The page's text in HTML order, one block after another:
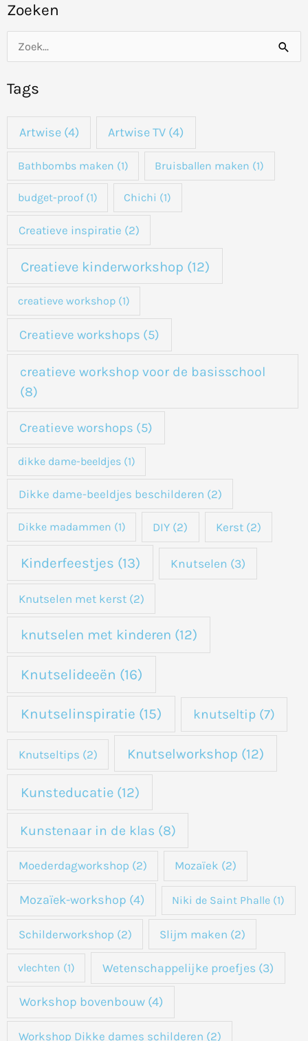
Zoeken
e
k
a
Tags
Artwise(4) Artwise TV (4)
Bathbombs maken (1) Bruisballen maken (1)
budget-proof(1) Chichi (1)
Creatieve inspiratie (2)
Creatieve kinderworkshop (12)
creatieve workshop(1)
Creatieve workshops (5)
creatieve workshop voor de basisschool
(8)
Creatieve worshops (5)
dikke dame-beeldjes(1)
Dikke dame-beeldjes beschilderen (2)
Dikke madammen (1) DIY (2) Kerst(2)
Kinderfeestjes (13) Knutselen (3)
Knutselen met kerst(2)
knutselen met kinderen (12)
Knutselideeën (16)
Knutselinspiratie (15) knutseltip (7)
Knutseltips (2) Knutselworkshop (12)
Kunsteducatie(12)
Kunstenaar in de klas (8)
Moederdagworkshop (2) Mozaïek (2)
Mozaïek-workshop (4) Niki de Saint Phalle (1)
Schilderworkshop (2) Slijm maken (2)
vlechten (1) Wetenschappelijke proefjes (3)
Workshop bovenbouw(4)
Workshop Dikke dames schilderen (2)